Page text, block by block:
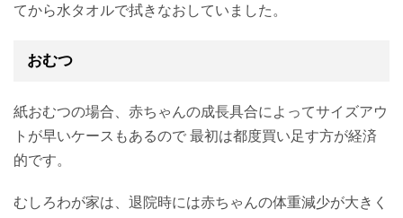
てから水タオルで拭きなおしていました。
おむつ
紙おむつの場合、赤ちゃんの成長具合によってサイズアウ
トが早いケースもあるので 最初は都度買い足す方が経済
的です。
むしろわが家は、退院時には赤ちゃんの体重減少が大きく